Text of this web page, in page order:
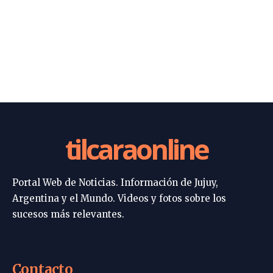
tilcaraonline
Portal Web de Noticias. Información de Jujuy,
Argentina y el Mundo. Videos y fotos sobre los
sucesos más relevantes.
Contacto